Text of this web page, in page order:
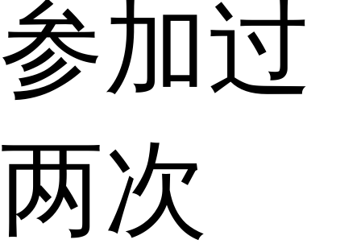
参加过
两次